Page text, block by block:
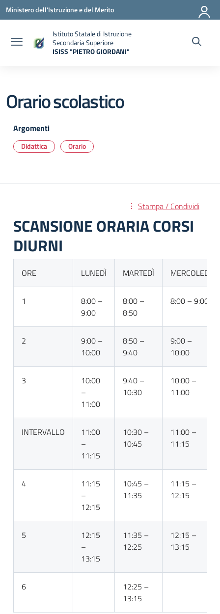
Vai ai contenuti
Vai al menu di navigazione
Vai al footer
Ministero dell'Istruzione e del Merito
Istituto Statale di Istruzione
Secondaria Superiore
ISISS "PIETRO GIORDANI"
Orario scolastico
Argomenti
Didattica Orario
Stampa / Condividi
SCANSIONE ORARIA CORSI
DIURNI
ORE LUNEDÌ MARTEDÌ MERCOLEDÌ
1
8:00 –
9:00
8:00 –
8:50
8:00 – 9:00
2
9:00 –
10:00
8:50 –
9:40
9:00 –
10:00
3
10:00
–
11:00
9:40 –
10:30
10:00 –
11:00
INTERVALLO
11:00
–
11:15
10:30 –
10:45
11:00 –
11:15
4
11:15
–
12:15
10:45 –
11:35
11:15 –
12:15
5
12:15
–
13:15
11:35 –
12:25
12:15 –
13:15
6
12:25 –
13:15